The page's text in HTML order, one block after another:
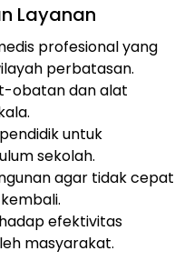
Layanan
profesional yang
perbatasan.
obatan dan alat
untuk
sekolah.
agar tidak cepat
efektivitas
masyarakat.